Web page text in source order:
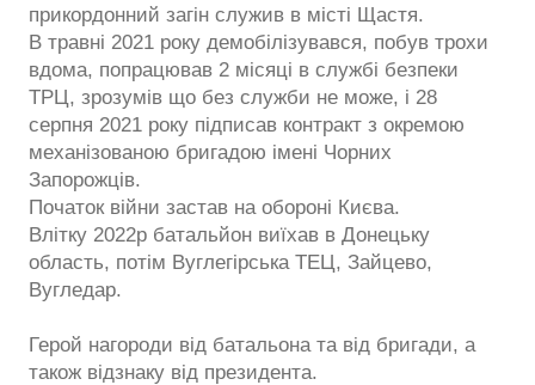
прикордонний загін служив в місті Щастя.
В травні 2021 року демобілізувався, побув трохи
вдома, попрацював 2 місяці в службі безпеки
ТРЦ, зрозумів що без служби не може, і 28
серпня 2021 року підписав контракт з окремою
механізованою бригадою імені Чорних
Запорожців.
Початок війни застав на обороні Києва.
Влітку 2022р батальйон виїхав в Донецьку
область, потім Вуглегірська ТЕЦ, Зайцево,
Вугледар.
Герой нагороди від батальона та від бригади, а
також відзнаку від президента.